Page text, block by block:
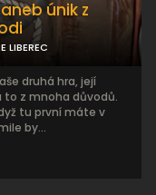
únik z
LIBEREC
druhá hra, její
to z mnoha důvodů.
tu první máte v
by...